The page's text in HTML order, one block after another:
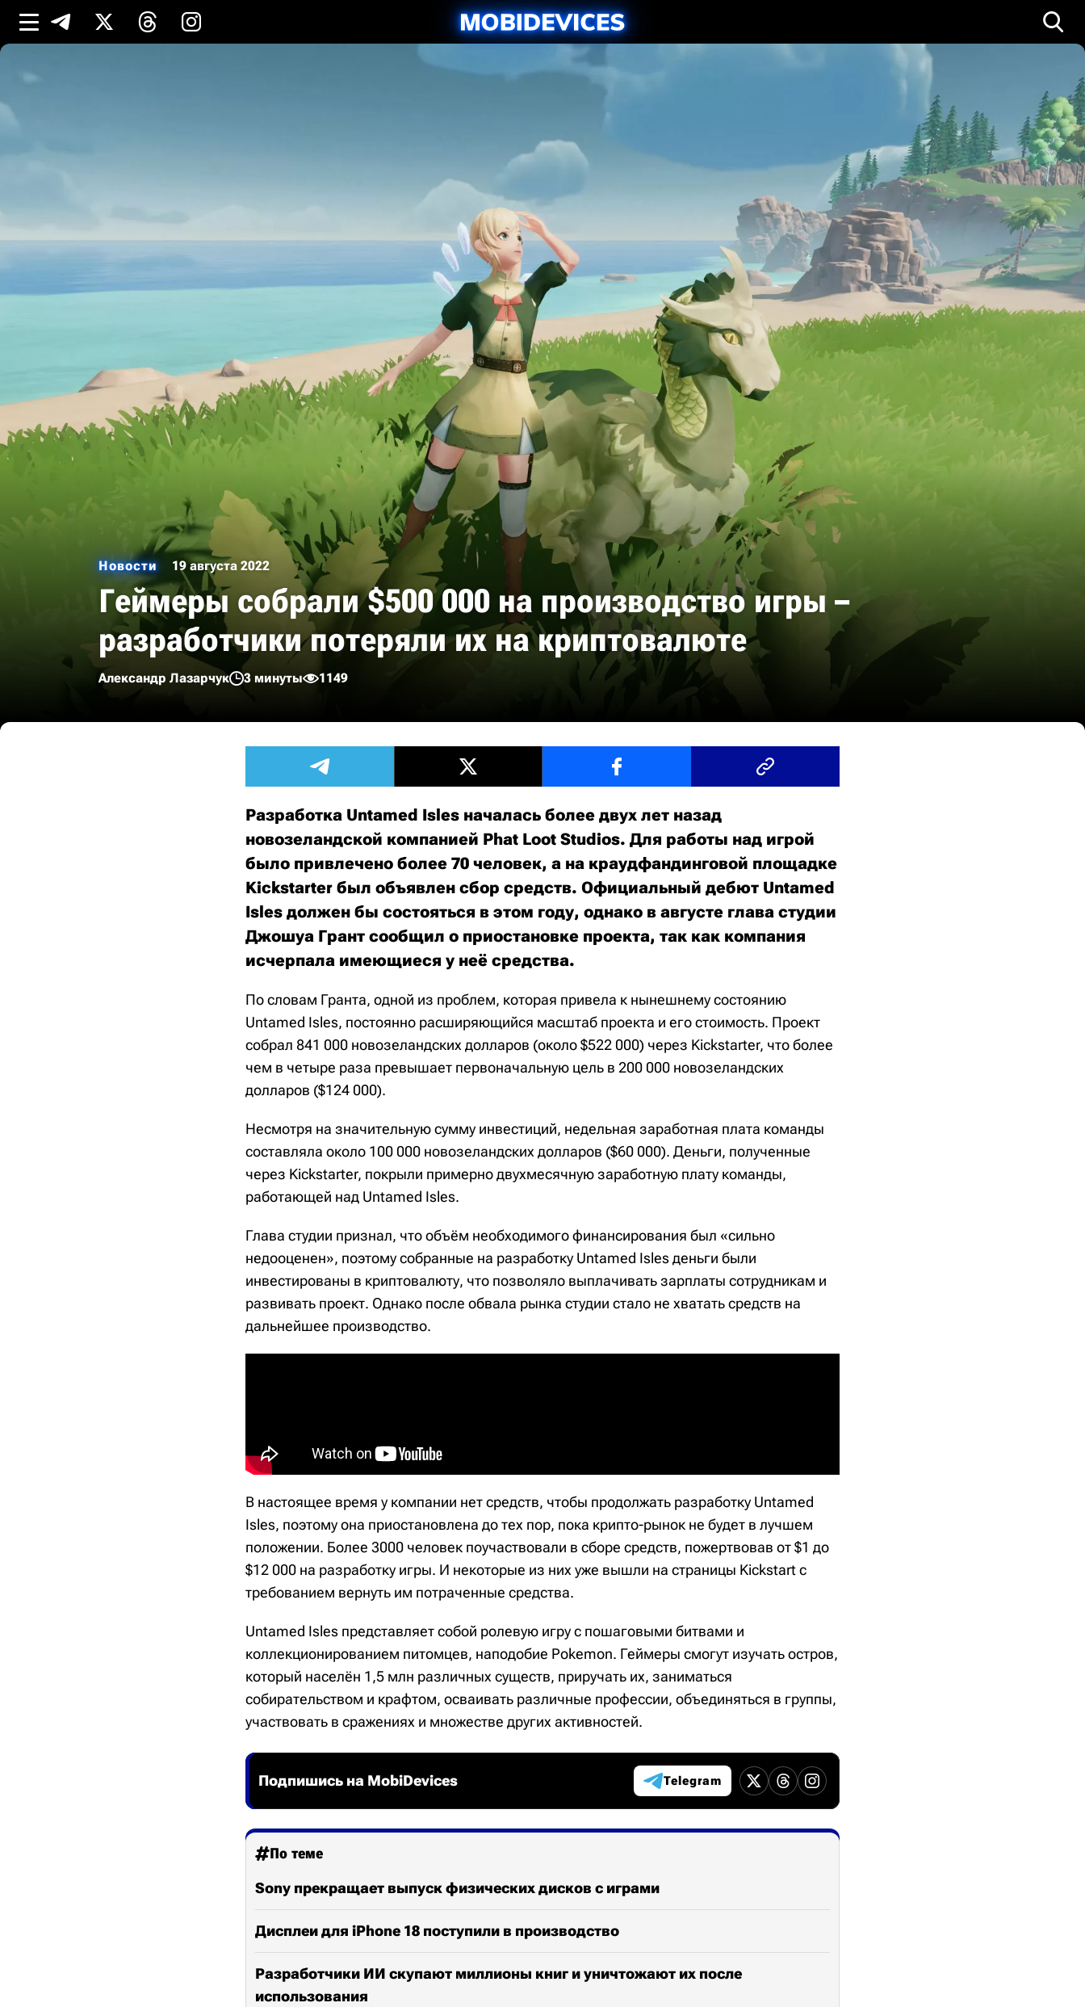
Новости 19 августа 2022
Геймеры собрали $500 000 на производство игры –
разработчики потеряли их на криптовалюте
Александр Лазарчук 3 минуты 1149
Разработка Untamed Isles началась более двух лет назад
новозеландской компанией Phat Loot Studios. Для работы над игрой
было привлечено более 70 человек, а на краудфандинговой площадке
Kickstarter был объявлен сбор средств. Официальный дебют Untamed
Isles должен бы состояться в этом году, однако в августе глава студии
Джошуа Грант сообщил о приостановке проекта, так как компания
исчерпала имеющиеся у неё средства.
По словам Гранта, одной из проблем, которая привела к нынешнему состоянию
Untamed Isles, постоянно расширяющийся масштаб проекта и его стоимость. Проект
собрал 841 000 новозеландских долларов (около $522 000) через Kickstarter, что более
чем в четыре раза превышает первоначальную цель в 200 000 новозеландских
долларов ($124 000).
Несмотря на значительную сумму инвестиций, недельная заработная плата команды
составляла около 100 000 новозеландских долларов ($60 000). Деньги, полученные
через Kickstarter, покрыли примерно двухмесячную заработную плату команды,
работающей над Untamed Isles.
Глава студии признал, что объём необходимого финансирования был «сильно
недооценен», поэтому собранные на разработку Untamed Isles деньги были
инвестированы в криптовалюту, что позволяло выплачивать зарплаты сотрудникам и
развивать проект. Однако после обвала рынка студии стало не хватать средств на
дальнейшее производство.
В настоящее время у компании нет средств, чтобы продолжать разработку Untamed
Isles, поэтому она приостановлена ​​до тех пор, пока крипто-рынок не будет в лучшем
положении. Более 3000 человек поучаствовали в сборе средств, пожертвовав от $1 до
$12 000 на разработку игры. И некоторые из них уже вышли на страницы Kickstart с
требованием вернуть им потраченные средства.
Untamed Isles представляет собой ролевую игру с пошаговыми битвами и
коллекционированием питомцев, наподобие Pokemon. Геймеры смогут изучать остров,
который населён 1,5 млн различных существ, приручать их, заниматься
собирательством и крафтом, осваивать различные профессии, объединяться в группы,
участвовать в сражениях и множестве других активностей.
Подпишись на MobiDevices Telegram
По теме
Sony прекращает выпуск физических дисков с играми
Дисплеи для iPhone 18 поступили в производство
Разработчики ИИ скупают миллионы книг и уничтожают их после
использования